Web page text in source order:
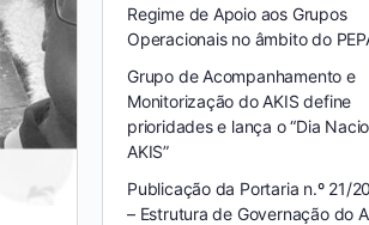
Regime de Apoio aos Grupos
Operacionais no âmbito do
Grupo de Acompanhamento e
Monitorização do AKIS define
prioridades e lança o “Dia
AKIS”
Publicação da Portaria n.º 21/
– Estrutura de Governação do